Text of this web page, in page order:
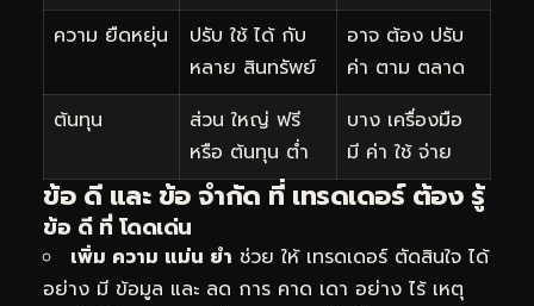
ความ ยืดหยุ่น
ปรับ ใช้ ได้ กับ
หลาย สินทรัพย์
อาจ ต้อง ปรับ
ค่า ตาม ตลาด
ต้นทุน
ส่วน ใหญ่ ฟรี
หรือ ต้นทุน ต่ำ
บาง เครื่องมือ
มี ค่า ใช้ จ่าย
ข้อ ดี และ ข้อ จำกัด ที่ เทรดเดอร์ ต้อง รู้
ข้อ ดี ที่ โดดเด่น
เพิ่ม ความ แม่น ยำ ช่วย ให้ เทรดเดอร์ ตัดสินใจ ได้
อย่าง มี ข้อมูล และ ลด การ คาด เดา อย่าง ไร้ เหตุ